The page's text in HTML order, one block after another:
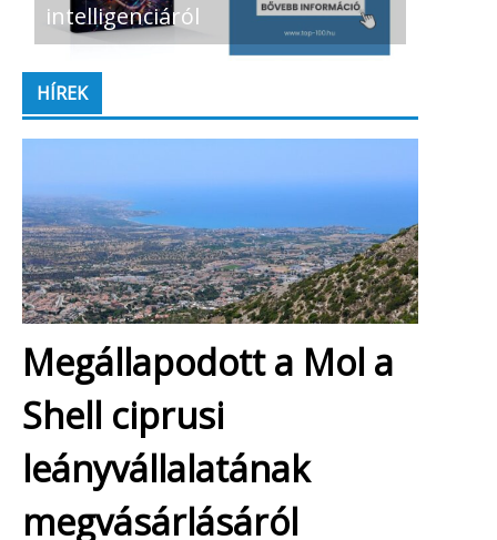
intelligenciáról
HÍREK
Megállapodott a Mol a
Shell ciprusi
leányvállalatának
megvásárlásáról